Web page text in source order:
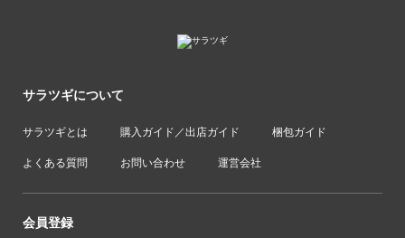
サラツギについて
サラツギとは 購入ガイド／出店ガイド 梱包ガイド
よくある質問 お問い合わせ 運営会社
会員登録